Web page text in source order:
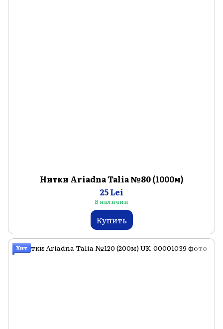
Нитки Ariadna Talia №80 (1000м)
25 Lei
В наличии
Купить
Хит